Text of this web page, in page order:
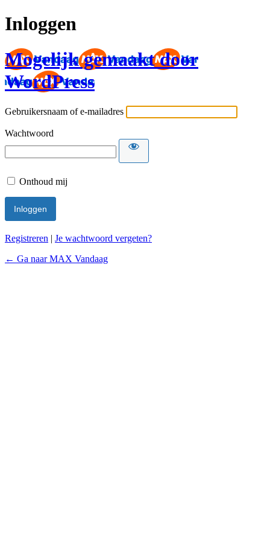
Inloggen
Mogelijk gemaakt door
WordPress
Gebruikersnaam of e-mailadres
Wachtwoord
Onthoud mij
Registreren | Je wachtwoord vergeten?
← Ga naar MAX Vandaag